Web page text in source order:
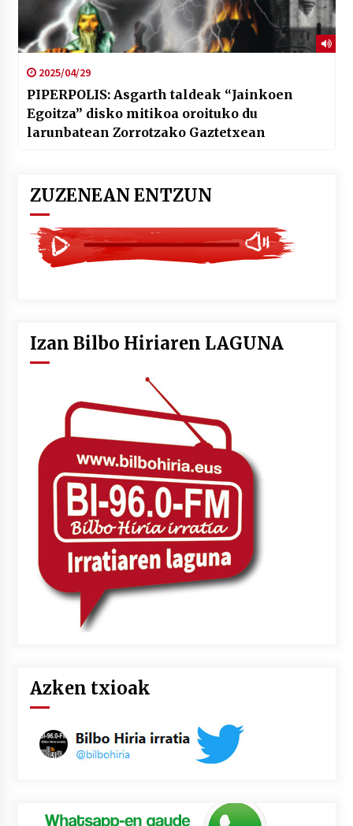
2025/04/29
PIPERPOLIS: Asgarth taldeak “Jainkoen
Egoitza” disko mitikoa oroituko du
larunbatean Zorrotzako Gaztetxean
ZUZENEAN ENTZUN
Izan Bilbo Hiriaren LAGUNA
Azken txioak